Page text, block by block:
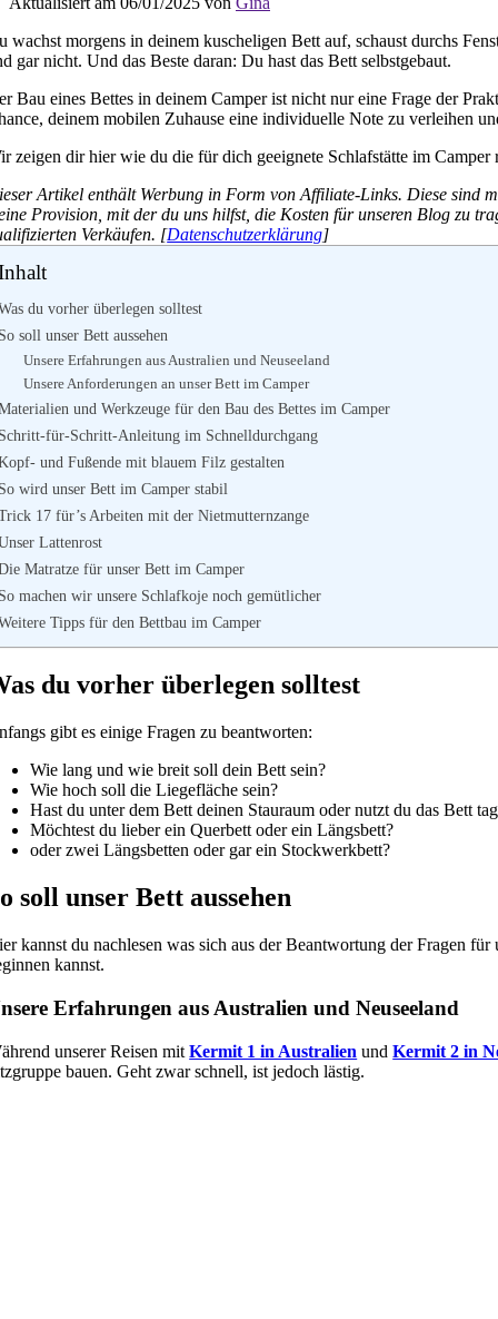
wachst morgens in deinem kuscheligen Bett auf, schaust durchs
gar nicht. Und das Beste daran: Du hast das Bett selbstgebaut.
Bau eines Bettes in deinem Camper ist nicht nur eine Frage der
deinem mobilen Zuhause eine individuelle Note zu verleihen
zeigen dir hier wie du die für dich geeignete Schlafstätte im Camper
Artikel enthält Werbung in Form von Affiliate-Links. Diese sind
Provision, mit der du uns hilfst, die Kosten für unseren Blog zu
Verkäufen. [Datenschutzerklärung]
du vorher überlegen solltest
soll unser Bett aussehen
Unsere Erfahrungen aus Australien und Neuseeland
Unsere Anforderungen an unser Bett im Camper
und Werkzeuge für den Bau des Bettes im Camper
für-Schritt-Anleitung im Schnelldurchgang
und Fußende mit blauem Filz gestalten
wird unser Bett im Camper stabil
17 für’s Arbeiten mit der Nietmutternzange
Lattenrost
Matratze für unser Bett im Camper
machen wir unsere Schlafkoje noch gemütlicher
Tipps für den Bettbau im Camper
du vorher überlegen solltest
gibt es einige Fragen zu beantworten:
Wie lang und wie breit soll dein Bett sein?
Wie hoch soll die Liegefläche sein?
Hast du unter dem Bett deinen Stauraum oder nutzt du das Bett
Möchtest du lieber ein Querbett oder ein Längsbett?
oder zwei Längsbetten oder gar ein Stockwerkbett?
soll unser Bett aussehen
kannst du nachlesen was sich aus der Beantwortung der Fragen
kannst.
Erfahrungen aus Australien und Neuseeland
unserer Reisen mitKermit 1 in Australien undKermit 2 in
bauen. Geht zwar schnell, ist jedoch lästig.